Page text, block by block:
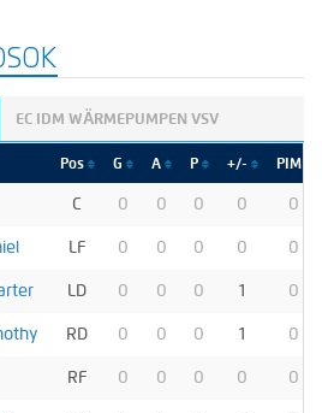
EC IDM WÄRMEPUMPEN VSV
Pos G A P +/- PIM
C 0 0 0 0 0
LF 0 0 0 0 0
LD 0 0 0 1 0
RD 0 0 0 1 0
RF 0 0 0 0 0